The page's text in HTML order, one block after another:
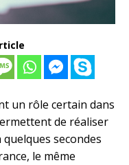
un rôle certain dans
de réaliser
secondes
le même